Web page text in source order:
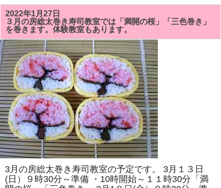
太
巻
き
寿
司
教
室
に、
松
戸
市、
千
葉
市、
市
原
市
よ
り
ご
参
加
あ
が
と
う
2022年1月27日
３月の房総太巻き寿司教室では「満開の桜」「三色巻き」
を巻きます。体験教室もあります。
3月の房総太巻き寿司教室の予定です。 3月１３日
(日）９時30分～準備 ・10時開始～１１時30分「満